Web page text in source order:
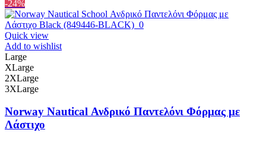
-24%
Quick view
Add to wishlist
Large
XLarge
2XLarge
3XLarge
Norway Nautical Ανδρικό Παντελόνι Φόρμας με
Λάστιχο